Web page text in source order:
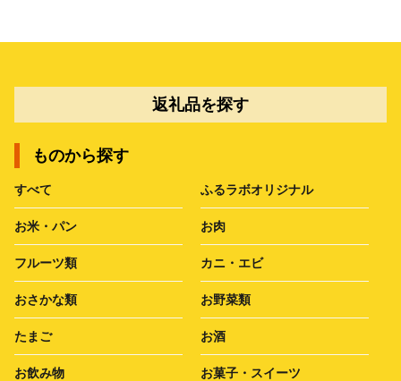
返礼品を探す
ものから探す
すべて ふるラボオリジナル
お米・パン お肉
フルーツ類 カニ・エビ
おさかな類 お野菜類
たまご お酒
お飲み物 お菓子・スイーツ